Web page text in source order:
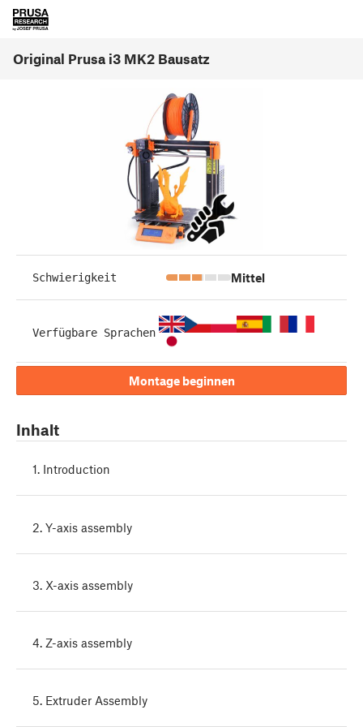
Original Prusa i3 MK2 Bausatz
Schwierigkeit Mittel
Verfügbare Sprachen
Montage beginnen
Inhalt
1. Introduction
2. Y-axis assembly
3. X-axis assembly
4. Z-axis assembly
5. Extruder Assembly